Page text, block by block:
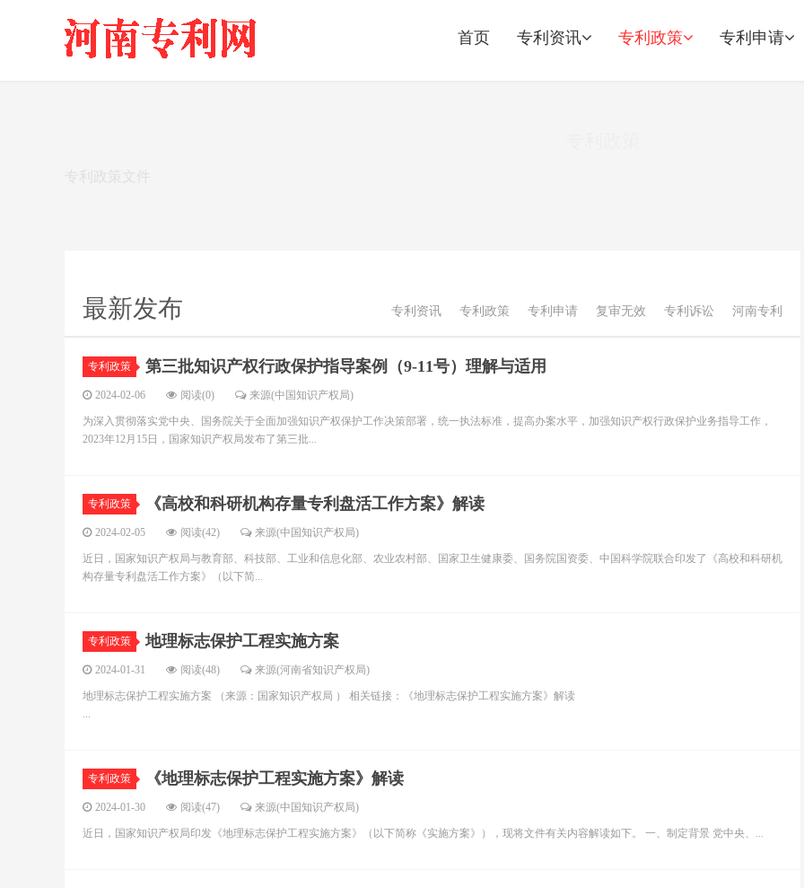
首页 专利资讯 专利政策 专利申请
最新发布 专利资讯 专利政策 专利申请 复审无效 专利诉讼 河南专利
专利政策 第三批知识产权行政保护指导案例（9-11号）理解与适用
2024-02-06 阅读(0) 来源(中国知识产权局)
为深入贯彻落实党中央、国务院关于全面加强知识产权保护工作决策部署，统一执法标准，提高办案水平，加强知识产权行政保护业务指导工作，
2023年12月15日，国家知识产权局发布了第三批...
专利政策 《高校和科研机构存量专利盘活工作方案》解读
2024-02-05 阅读(42) 来源(中国知识产权局)
近日，国家知识产权局与教育部、科技部、工业和信息化部、农业农村部、国家卫生健康委、国务院国资委、中国科学院联合印发了《高校和科研机
构存量专利盘活工作方案》（以下简...
专利政策 地理标志保护工程实施方案
2024-01-31 阅读(48) 来源(河南省知识产权局)
地理标志保护工程实施方案 （来源：国家知识产权局 ） 相关链接：《地理标志保护工程实施方案》解读
...
专利政策 《地理标志保护工程实施方案》解读
2024-01-30 阅读(47) 来源(中国知识产权局)
近日，国家知识产权局印发《地理标志保护工程实施方案》（以下简称《实施方案》），现将文件有关内容解读如下。 一、制定背景 党中央、...